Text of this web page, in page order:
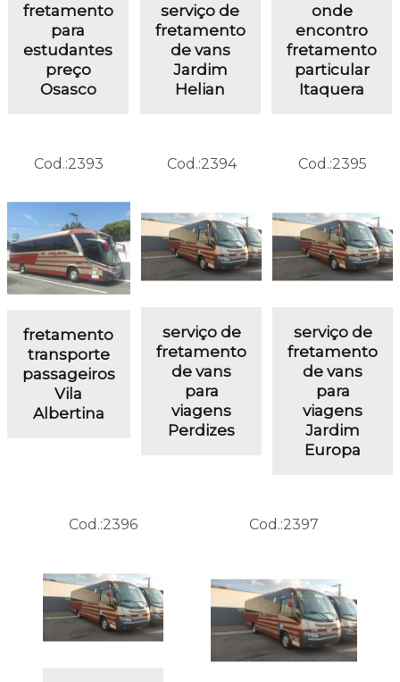
fretamento
para
estudantes
preço
Osasco
serviço de
fretamento
de vans
Jardim
Helian
onde
encontro
fretamento
particular
Itaquera
Cod.:2393
fretamento
transporte
passageiros
Vila
Albertina
Cod.:2394
serviço de
fretamento
de vans
para
viagens
Perdizes
Cod.:2395
serviço de
fretamento
de vans
para
viagens
Jardim
Europa
Cod.:2396 Cod.:2397